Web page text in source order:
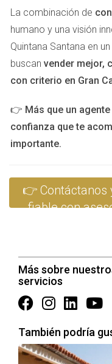
barrio emergente
mejoras urbanas
venta justo
finalizando, logró
promedio del
Caso 3: La Casa
necesarias. A
tuvo que bajar el
encontrar un
costos de
estratégicas sobre
mercado pueden
Valorar tu casa para
qué ser un desafío
prácticos en mente,
confianza. Recuerda
La combinación de
humano y una visión
Quintana Santana en
buscan vender mejor,
con criterio en Gran
👉 Más que un
confianza que te
importante.
👉 Contáctanos
fiable con
Más sobre
servicios
También podría